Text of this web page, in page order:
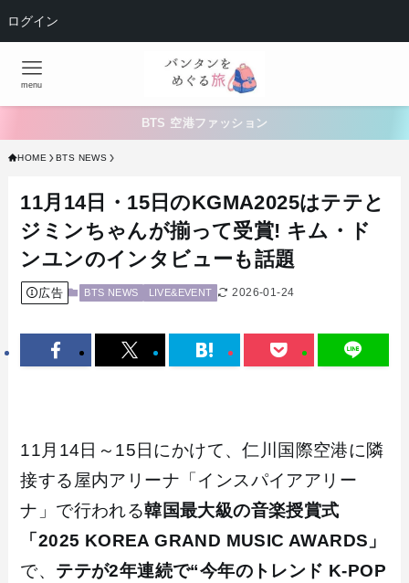
ログイン
menu
BTS 空港ファッション
HOME BTS NEWS
11月14日・15日のKGMA2025はテテと
ジミンちゃんが揃って受賞! キム・ド
ンユンのインタビューも話題
広告 BTS NEWS LIVE&EVENT 2026-01-24
11月14日～15日にかけて、仁川国際空港に隣
接する屋内アリーナ「インスパイアアリー
ナ」で行われる韓国最大級の音楽授賞式
「2025 KOREA GRAND MUSIC AWARDS」
で、 テテが2年連続で“今年のトレンド K-POP